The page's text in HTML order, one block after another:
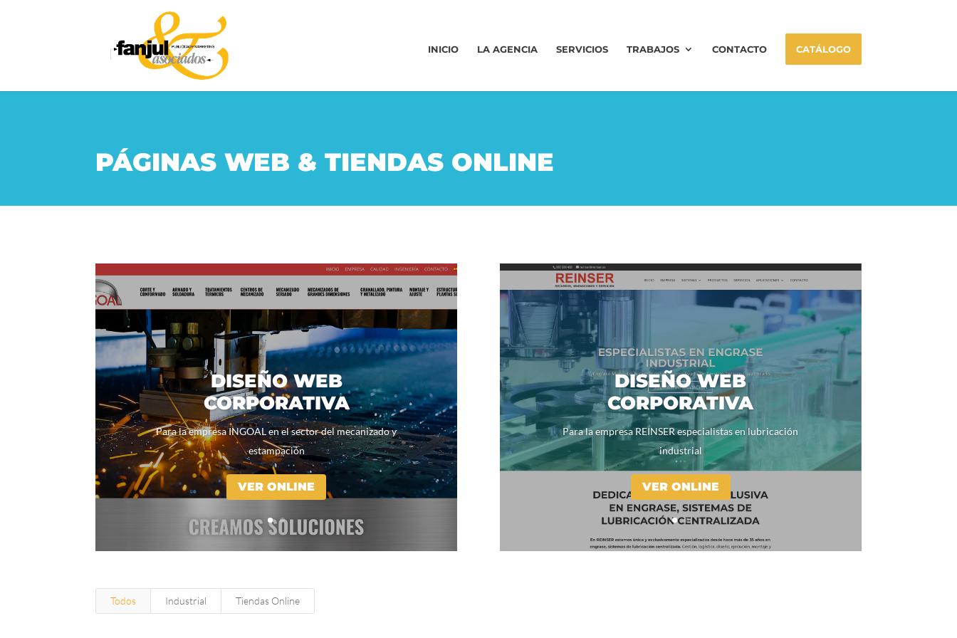
INICIO LA AGENCIA SERVICIOS TRABAJOS CONTACTO CATÁLOGO
PÁGINAS WEB & TIENDAS ONLINE
DISEÑO WEB
CORPORATIVA
Para la empresa INGOAL en el sector del mecanizado y
estampación
VER ONLINE
DISEÑO WEB
CORPORATIVA
Para la empresa REINSER especialistas en lubricación
industrial
VER ONLINE
Todos Industrial Tiendas Online